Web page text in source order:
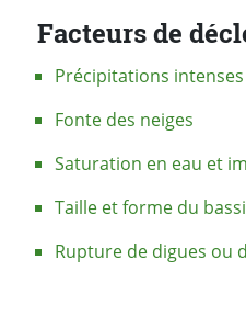
Facteurs de
Précipitations
Fonte des neiges
Saturation en eau et
Taille et forme du
Rupture de digues ou